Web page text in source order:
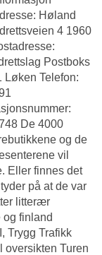
Høland
4 1960
Postboks
Løken Telefon:
De 4000
og de
vil
Eller finnes det
på at de var
litterær
finland
Trygg Trafikk
oversikten Turen